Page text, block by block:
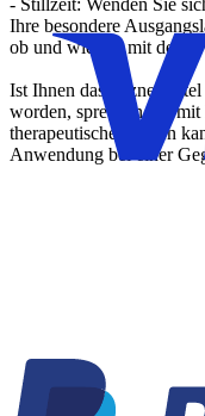
Ihre besondere
ob und wie Sie mit dem
Ist Ihnen das
worden, sprechen Sie
therapeutische Nutzen
Anwendung bei einer